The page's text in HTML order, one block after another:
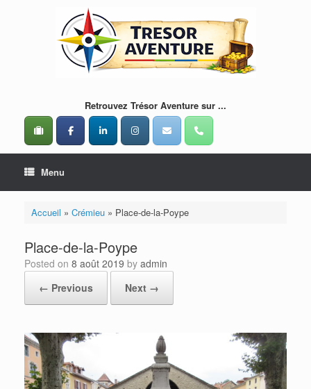
Retrouvez Trésor Aventure sur ...
Menu
Accueil » Crémieu» Place-de-la-Poype
Place-de-la-Poype
Posted on 8 août 2019 by admin
← Previous
Next →